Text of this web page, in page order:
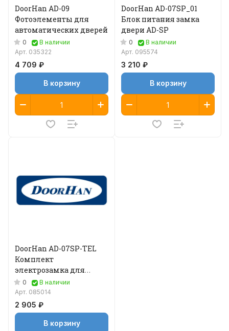
DoorHan AD-09
Фотоэлементы для
автоматических дверей
0
В наличии
Арт. 035322
4 709 ₽
В корзину
DoorHan AD-07SP_01
Блок питания замка
двери AD-SP
0
В наличии
Арт. 095574
3 210 ₽
В корзину
DoorHan AD-07SP-TEL
Комплект
электрозамка для
телескопических
дверей (без
расцепителя)
0
В наличии
Арт. 085014
2 905 ₽
В корзину